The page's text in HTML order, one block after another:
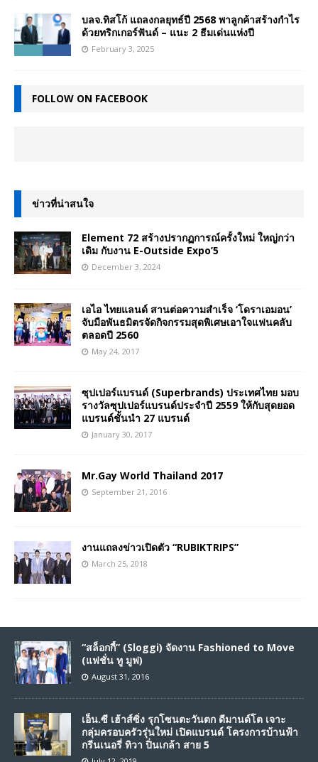
บลจ.ทิสโก้ แถลงกลยุทธ์ปี 2568 พาลูกค้าสร้างกำไร
ด้วยทริกเกอร์ฟันด์ – แนะ 2 ธีมเด่นแห่งปี
February 3, 2025
FOLLOW ON FACEBOOK
ข่าวที่น่าสนใจ
Element 72 สร้างปรากฏการณ์ครั้งใหม่ ใหญ่กว่า
เดิม กับงาน E-Outside Expo’5
December 3, 2024
เอไอ ไทยแลนด์ สานต่อความสำเร็จ ‘โดราเอมอน’
จับมือพันธมิตรจัดกิจกรรมสุดพิเศษเอาใจแฟนคลับ
ตลอดปี 2560
May 24, 2017
ซุปเปอร์แบรนด์ (Superbrands) ประเทศไทย มอบ
รางวัลซุปเปอร์แบรนด์ประจำปี 2559 ให้กับสุดยอด
แบรนด์ชั้นนำ 27 แบรนด์
January 30, 2017
Mr.Gay World Thailand 2017
September 21, 2016
งานแถลงข่าวเปิดตัว “RUBIKTRIPS”
March 25, 2018
“สล็อกกี้” (Sloggi) จัดงาน Fashioned to Move
(แฟชั่น ทู มูฟ)
August 31, 2016
เอ็น.ซี เฮ้าส์ซิ่ง รุกโซนตะวันตก ดีมานด์โต เจาะ
กลุ่มครอบครัวรุ่นใหม่ เปิดแบรนด์ โครงการบ้านฟ้า
กรีนเนอรี่ ทิวา ปิ่นเกล้า สาย 5